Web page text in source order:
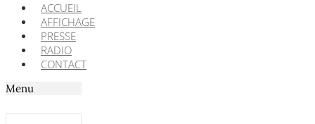
ACCUEIL
AFFICHAGE
PRESSE
RADIO
CONTACT
Menu